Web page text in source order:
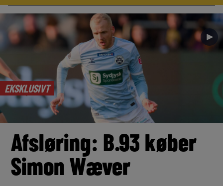
EKSKLUSIVT
►
Afsløring: B.93 køber
Simon Wæver